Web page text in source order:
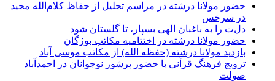
حضور مولانا درشته در مراسم تجلیل از حفاظ کلام‌الله مجید
در سرخس
دل‌ت را به باغبان الهی بسپار، تا گلستان شود
حضور مولانا درشته در اختتامیه مکاتب بوژگان
بازدید مولانا درشته (حفظه الله) از مکاتب موسی آباد
ترویج فرهنگ قرآنی با حضور پرشور نوجوانان در احمدآباد
صولت